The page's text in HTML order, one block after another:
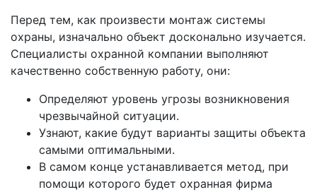
Перед тем, как произвести монтаж системы
охраны, изначально объект досконально изучается.
Специалисты охранной компании выполняют
качественно собственную работу, они:
Определяют уровень угрозы возникновения
чрезвычайной ситуации.
Узнают, какие будут варианты защиты объекта
самыми оптимальными.
В самом конце устанавливается метод, при
помощи которого будет охранная фирма